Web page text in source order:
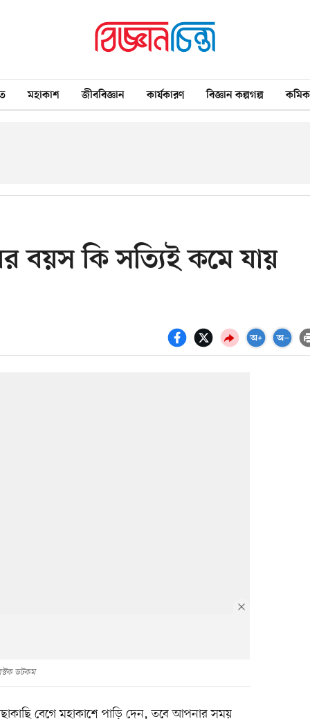
মহাকাশ জীববিজ্ঞান কার্যকারণ বিজ্ঞান কল্পগল্প
বয়স কি সত্যিই কমে যায়
ডটকম
বেগে মহাকাশে পাড়ি দেন, তবে আপনার সময়